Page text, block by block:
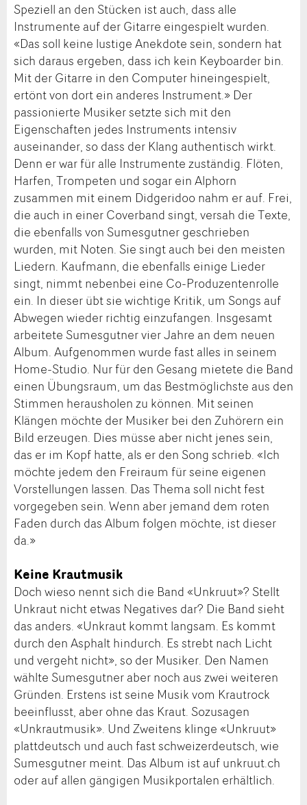
Speziell an den Stücken ist auch, dass alle
Instrumente auf der Gitarre eingespielt wurden.
«Das soll keine lustige Anekdote sein, sondern hat
sich daraus ergeben, dass ich kein Keyboarder bin.
Mit der Gitarre in den Computer hineingespielt,
ertönt von dort ein anderes Instrument.» Der
passionierte Musiker setzte sich mit den
Eigenschaften jedes Instruments intensiv
auseinander, so dass der Klang authentisch wirkt.
Denn er war für alle Instrumente zuständig. Flöten,
Harfen, Trompeten und sogar ein Alphorn
zusammen mit einem Didgeridoo nahm er auf. Frei,
die auch in einer Coverband singt, versah die Texte,
die ebenfalls von Sumesgutner geschrieben
wurden, mit Noten. Sie singt auch bei den meisten
Liedern. Kaufmann, die ebenfalls einige Lieder
singt, nimmt nebenbei eine Co-Produzentenrolle
ein. In dieser übt sie wichtige Kritik, um Songs auf
Abwegen wieder richtig einzufangen. Insgesamt
arbeitete Sumesgutner vier Jahre an dem neuen
Album. Aufgenommen wurde fast alles in seinem
Home-Studio. Nur für den Gesang mietete die Band
einen Übungsraum, um das Bestmöglichste aus den
Stimmen herausholen zu können. Mit seinen
Klängen möchte der Musiker bei den Zuhörern ein
Bild erzeugen. Dies müsse aber nicht jenes sein,
das er im Kopf hatte, als er den Song schrieb. «Ich
möchte jedem den Freiraum für seine eigenen
Vorstellungen lassen. Das Thema soll nicht fest
vorgegeben sein. Wenn aber jemand dem roten
Faden durch das Album folgen möchte, ist dieser
da.»
Keine Krautmusik
Doch wieso nennt sich die Band «Unkruut»? Stellt
Unkraut nicht etwas Negatives dar? Die Band sieht
das anders. «Unkraut kommt langsam. Es kommt
durch den Asphalt hindurch. Es strebt nach Licht
und vergeht nicht», so der Musiker. Den Namen
wählte Sumesgutner aber noch aus zwei weiteren
Gründen. Erstens ist seine Musik vom Krautrock
beeinflusst, aber ohne das Kraut. Sozusagen
«Unkrautmusik». Und Zweitens klinge «Unkruut»
plattdeutsch und auch fast schweizerdeutsch, wie
Sumesgutner meint. Das Album ist auf unkruut.ch
oder auf allen gängigen Musikportalen erhältlich.